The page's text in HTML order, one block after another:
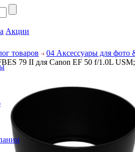
Акции
товаров
04 Аксессуары для фото
79 II для Canon EF 50 f/1.0L